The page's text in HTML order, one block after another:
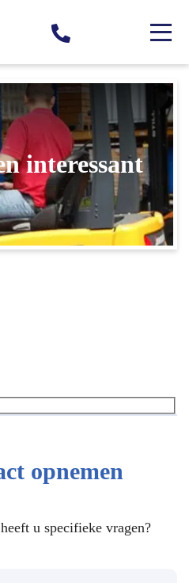
interessant
opnemen
u specifieke vragen?